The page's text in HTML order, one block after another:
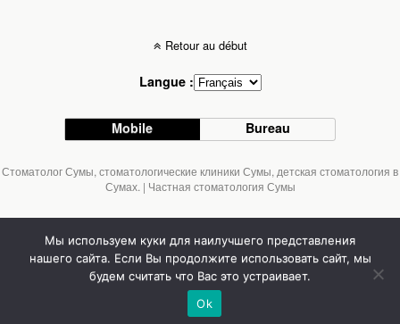
Retour au début
Langue :
Mobile Bureau
Стоматолог Сумы, стоматологические клиники Сумы, детская стоматология в
Сумах. | Частная стоматология Сумы
Мы используем куки для наилучшего представления
нашего сайта. Если Вы продолжите использовать сайт, мы
будем считать что Вас это устраивает.
Ok